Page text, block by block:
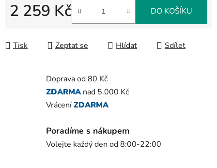
2 259 Kč DO KOŠÍKU
Tisk Zeptat se Hlídat Sdílet
Doprava od 80 Kč
ZDARMA nad 5.000 Kč
VráceníZDARMA
Poradíme s nákupem
Volejte každý den od 8:00-22:00